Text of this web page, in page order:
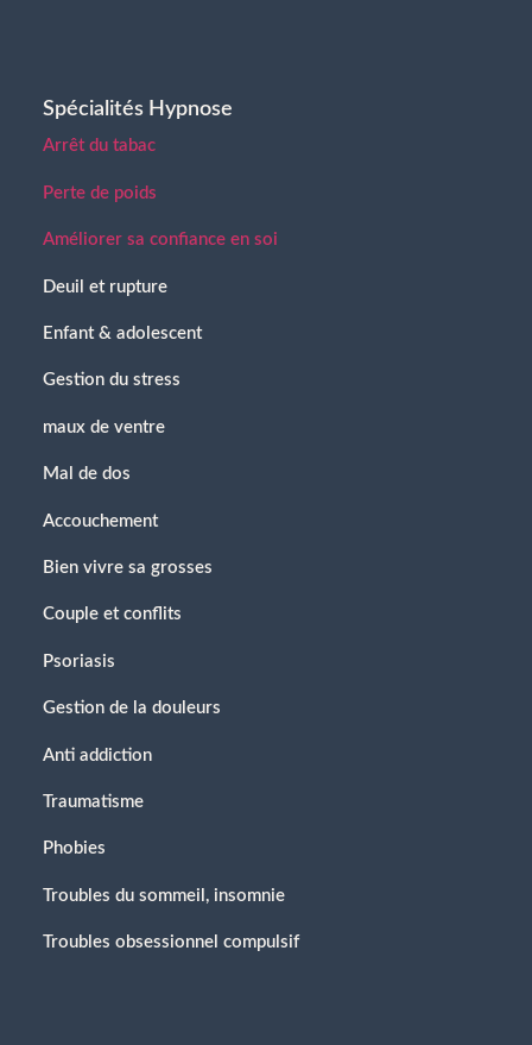
Spécialités Hypnose
Arrêt du tabac
Perte de poids
Améliorer sa confiance en soi
Deuil et rupture
Enfant & adolescent
Gestion du stress
maux de ventre
Mal de dos
Accouchement
Bien vivre sa grosses
Couple et conflits
Psoriasis
Gestion de la douleurs
Anti addiction
Traumatisme
Phobies
Troubles du sommeil, insomnie
Troubles obsessionnel compulsif